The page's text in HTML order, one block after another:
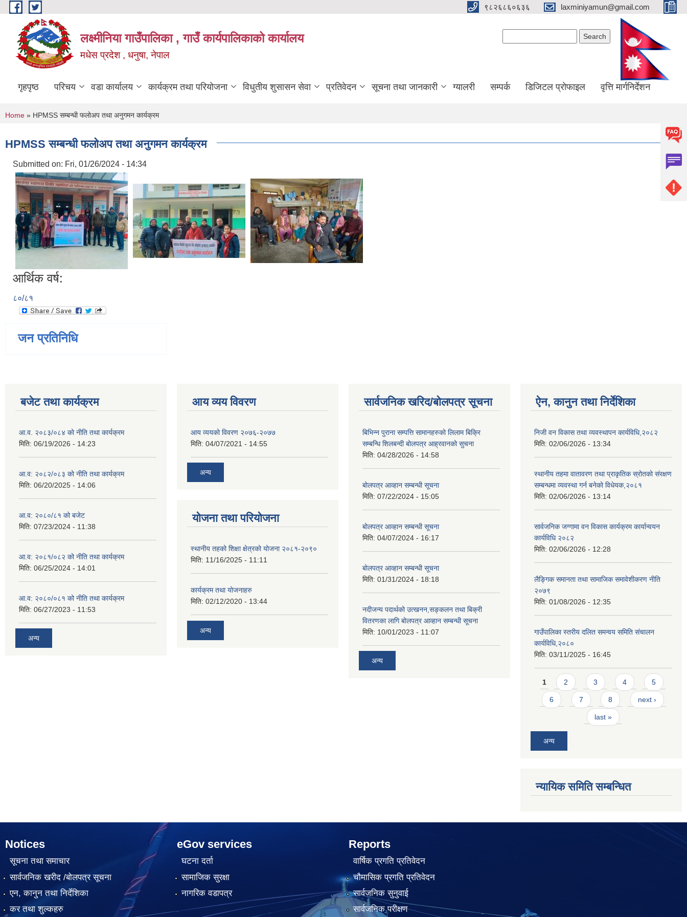
Skip to main content ९८२६८६०६३६ laxminiyamun@gmail.com
लक्ष्मीनिया गाउँपालिका , गाउँ कार्यपालिकाको कार्यालय
मधेस प्रदेश , धनुषा, नेपाल
गृहपृष्ठ परिचय वडा कार्यालय कार्यक्रम तथा परियोजना विधुतीय शुसासन सेवा प्रतिवेदन सूचना तथा जानकारी ग्यालरी सम्पर्क डिजिटल प्रोफाइल वृत्ति मार्गनिर्देशन
You are here
Home » HPMSS सम्बन्धी फलोअप तथा अनुगमन कार्यक्रम
HPMSS सम्बन्धी फलोअप तथा अनुगमन कार्यक्रम
Submitted on: Fri, 01/26/2024 - 14:34
आर्थिक वर्ष:
८०/८१
जन प्रतिनिधि
बजेट तथा कार्यक्रम
आ.व. २०८३/०८४ को नीति तथा कार्यक्रम
मिति: 06/19/2026 - 14:23
आ.व: २०८२/०८३ को नीति तथा कार्यक्रम
मिति: 06/20/2025 - 14:06
आ.व: २०८०/८१ को बजेट
मिति: 07/23/2024 - 11:38
आ.व: २०८१/०८२ को नीति तथा कार्यक्रम
मिति: 06/25/2024 - 14:01
आ.व: २०८०/०८१ को नीति तथा कार्यक्रम
मिति: 06/27/2023 - 11:53
अन्य
आय व्यय विवरण
आय व्ययको विवरण २०७६-२०७७
मिति: 04/07/2021 - 14:55
अन्य
योजना तथा परियोजना
स्थानीय तहको शिक्षा क्षेत्रको योजना २०८१-२०९०
मिति: 11/16/2025 - 11:11
कार्यक्रम तथा योजनाहरु
मिति: 02/12/2020 - 13:44
अन्य
सार्वजनिक खरिद/बोलपत्र सूचना
बिभिन्न पुराना सम्पत्ति सामानहरुको लिलाम बिक्रि
सम्बन्धि शिलबन्दी बोलपत्र आह्रवानको सुचना
मिति: 04/28/2026 - 14:58
बोलपत्र आव्हान सम्बन्धी सूचना
मिति: 07/22/2024 - 15:05
बोलपत्र आव्हान सम्बन्धी सूचना
मिति: 04/07/2024 - 16:17
बोलपत्र आव्हान सम्बन्धी सूचना
मिति: 01/31/2024 - 18:18
नदीजन्य पदार्थको उत्खनन,सङ्कलन तथा बिक्री
वितरणका लागि बोलपत्र आव्हान सम्बन्धी सूचना
मिति: 10/01/2023 - 11:07
अन्य
ऐन, कानुन तथा निर्देशिका
निजी वन विकास तथा व्यवस्थापन कार्यविधि,२०८२
मिति: 02/06/2026 - 13:34
स्थानीय तहमा वातावरण तथा प्राकृतिक स्रोतको संरक्षण
सम्बन्धमा व्यवस्था गर्न बनेको विधेयक,२०८१
मिति: 02/06/2026 - 13:14
सार्वजनिक जग्गामा वन विकास कार्यक्रम कार्यान्वयन
कार्यविधि २०८२
मिति: 02/06/2026 - 12:28
लैङ्गिक समानता तथा सामाजिक समावेशीकरण नीति
२०७९
मिति: 01/08/2026 - 12:35
गाउँपालिका स्तरीय दलित समन्वय समिति संचालन
कार्यविधि,२०८०
मिति: 03/11/2025 - 16:45
Pages
1 2 3 4 5
6 7 8 next ›
last »
अन्य
न्यायिक समिति सम्बन्धित
Notices
सूचना तथा समाचार
सार्वजनिक खरीद /बोलपत्र सूचना
एन, कानुन तथा निर्देशिका
कर तथा शुल्कहरु
eGov services
घटना दर्ता
सामाजिक सुरक्षा
नागरिक वडापत्र
Reports
वार्षिक प्रगति प्रतिवेदन
चौमासिक प्रगति प्रतिवेदन
सार्वजनिक सुनुवाई
सार्वजनिक परीक्षण